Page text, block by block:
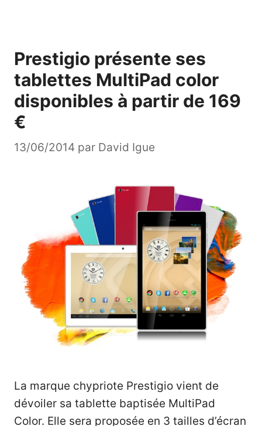
Prestigio présente ses
tablettes MultiPad color
disponibles à partir de 169
€
13/06/2014 par David Igue
La marque chypriote Prestigio vient de
dévoiler sa tablette baptisée MultiPad
Color. Elle sera proposée en 3 tailles d’écran